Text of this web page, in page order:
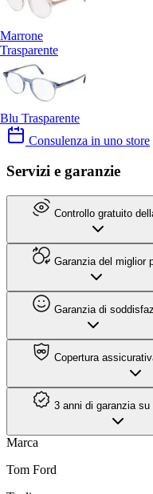
Marrone
Trasparente
Blu Trasparente
Consulenza in uno store
Servizi e garanzie
Controllo gratuito
Garanzia del miglior
Garanzia di
Copertura
3 anni di garanzia
Marca
Tom Ford